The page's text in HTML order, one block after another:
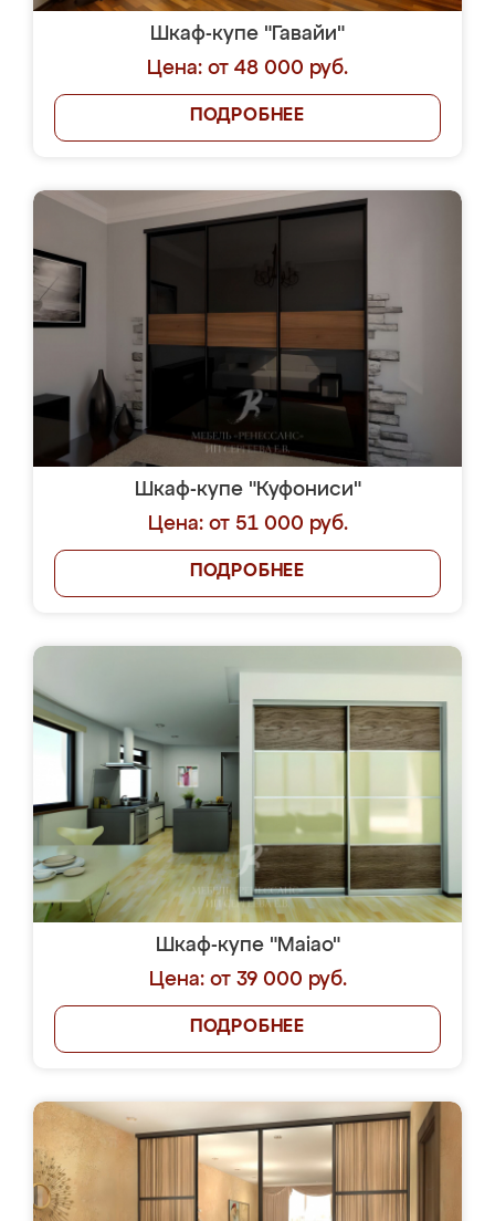
Шкаф-купе "Гавайи"
Цена: от 48 000 руб.
ПОДРОБНЕЕ
Шкаф-купе "Куфониси"
Цена: от 51 000 руб.
ПОДРОБНЕЕ
Шкаф-купе "Maiao"
Цена: от 39 000 руб.
ПОДРОБНЕЕ